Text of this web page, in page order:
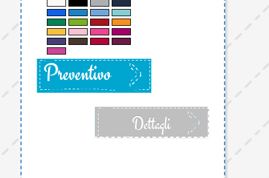
Preventivo
Dettagli